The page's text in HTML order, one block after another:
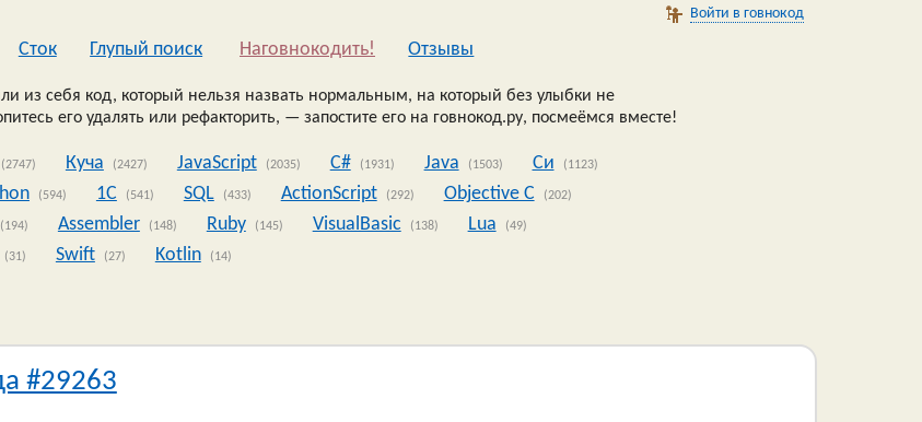
Войти в говнокод
Сток Глупый поиск Наговнокодить! Oтзывы
из себя код, который нельзя назвать нормальным, на который без улыбки не
его удалять или рефакторить, — запостите его на говнокод.ру, посмеёмся вместе!
(2747) Куча (2427) JavaScript (2035) C# (1931) Java (1503) Си (1123)
(594) 1C (541) SQL (433) ActionScript (292) Objective C (202)
(194) Assembler (148) Ruby (145) VisualBasic (138) Lua (49)
(31) Swift (27) Kotlin (14)
#29263